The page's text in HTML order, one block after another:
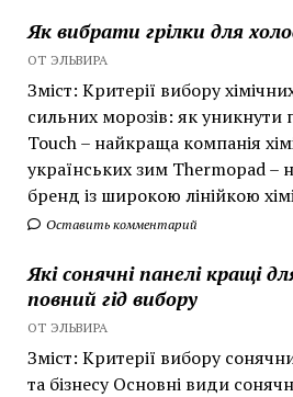
Як вибрати грілки для
ОТ ЭЛЬВИРА
Зміст: Критерії вибору
сильних морозів: як уникнути
Touch – найкраща компанія
українських зим Thermopad –
бренд із широкою лінійкою
Оставить комментарий
Які сонячні панелі кращі
повний гід вибору
ОТ ЭЛЬВИРА
Зміст: Критерії вибору
та бізнесу Основні види